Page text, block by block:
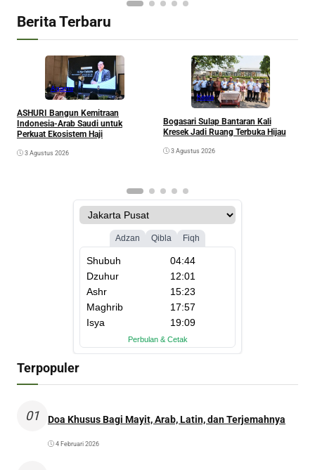
Berita Terbaru
Agama
ASHURI Bangun Kemitraan
Indonesia-Arab Saudi untuk
Perkuat Ekosistem Haji
3 Agustus 2026
Kesra
Bogasari Sulap Bantaran Kali
Kresek Jadi Ruang Terbuka Hijau
3 Agustus 2026
Terpopuler
01 Doa Khusus Bagi Mayit, Arab, Latin, dan Terjemahnya
4 Februari 2026